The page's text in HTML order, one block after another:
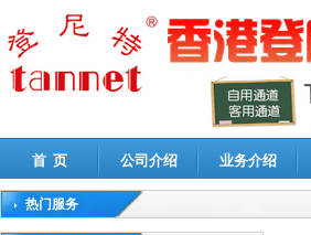
首 页 公司介绍 业务介绍
热门服务
高新技术企业认定审计|企业所得税汇算清缴申报